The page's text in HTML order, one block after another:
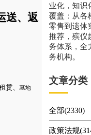
送、返
赁 墓地
业化，知识
覆盖：从各
零售到遗体
推荐，殡仪
务体系，全
务机构。
文章分类
全部(2330)
政策法规